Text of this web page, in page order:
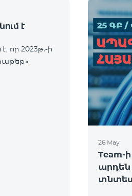
է
որ 2023թ.-ի
26 May
Team-
արդեն